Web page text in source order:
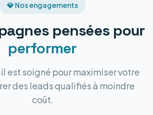
💎 Nos engagements
pensées pour
performer
est soigné pour maximiser votre
des leads qualifiés à moindre
coût.